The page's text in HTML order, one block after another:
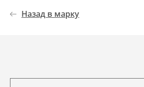
Назад в марку